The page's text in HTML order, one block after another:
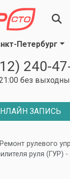
Петербург
240-
без
ЗАПИСЬ
Ремонт рулевого
руля (ГУР) -